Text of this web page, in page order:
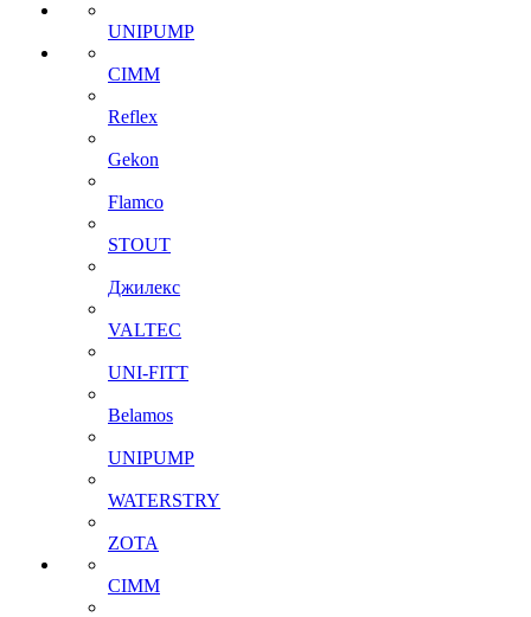
UNIPUMP
CIMM
Reflex
Gekon
Flamco
STOUT
Джилекс
VALTEC
UNI-FITT
Belamos
UNIPUMP
WATERSTRY
ZOTA
CIMM